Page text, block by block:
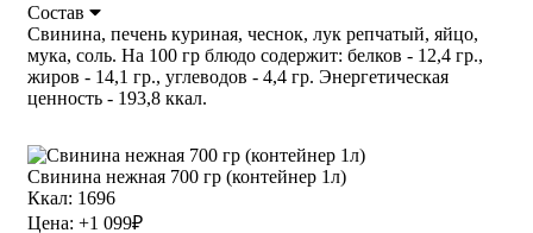
Состав
Свинина, печень куриная, чеснок, лук репчатый, яйцо,
мука, соль. На 100 гр блюдо содержит: белков - 12,4 гр.,
жиров - 14,1 гр., углеводов - 4,4 гр. Энергетическая
ценность - 193,8 ккал.
Свинина нежная 700 гр (контейнер 1л)
Ккал: 1696
Цена: +1 099₽